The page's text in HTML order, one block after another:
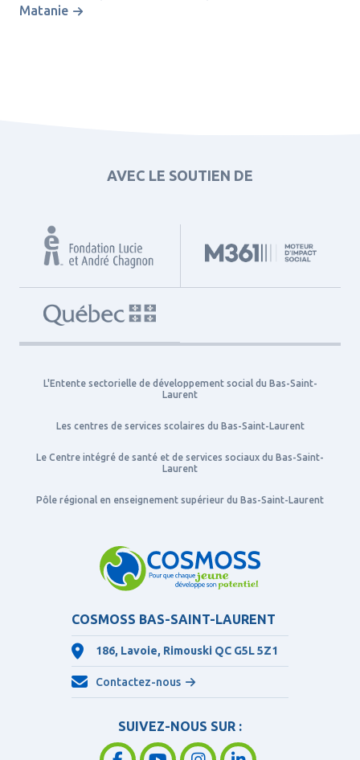
Matanie
AVEC LE SOUTIEN DE
L'Entente sectorielle de développement social du Bas-Saint-
Laurent
Les centres de services scolaires du Bas-Saint-Laurent
Le Centre intégré de santé et de services sociaux du Bas-Saint-
Laurent
Pôle régional en enseignement supérieur du Bas-Saint-Laurent
COSMOSS BAS-SAINT-LAURENT
186, Lavoie, Rimouski QC G5L 5Z1
Contactez-nous
SUIVEZ-NOUS SUR :